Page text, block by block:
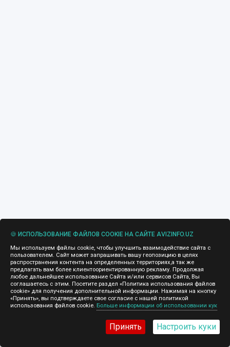
🍪 ИСПОЛЬЗОВАНИЕ ФАЙЛОВ COOKIE НА САЙТЕ AVIZINFO.UZ
Мы используем файлы cookie, чтобы улучшить взаимодействие сайта с
пользователем. Сайт может запрашивать вашу геопозицию в целях
распространения контента на определенных территориях,а так же
предлагать вам более клиентоориентированную рекламу. Продолжая
любое дальнейшее использование Сайта и/или сервисов Сайта, Вы
соглашаетесь с этим. Посетите раздел «Политика использования файлов
cookie» для получения дополнительной информации. Нажимая на кнопку
«Принять», вы подтверждаете свое согласие с нашей политикой
использования файлов cookie. Больше информации об использовании кук
Принять Настроить куки